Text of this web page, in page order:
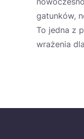
gatunków,
To jedna z
wrażenia